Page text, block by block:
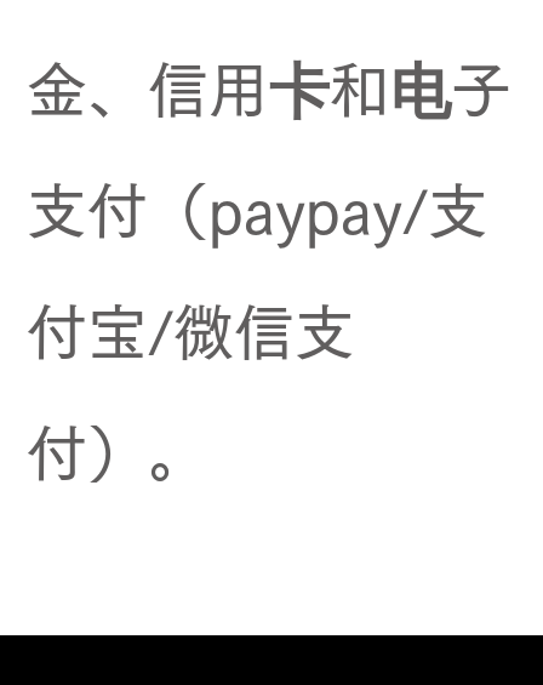
金、信用卡和电子
支付（paypay/支
付宝/微信支
付）。